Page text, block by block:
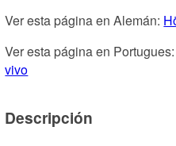
Ver esta página en Alemán:
Ver esta página en Portugues:
vivo
Descripción